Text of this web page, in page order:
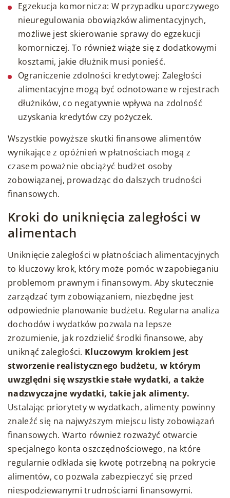
Egzekucja komornicza: W przypadku uporczywego
nieuregulowania obowiązków alimentacyjnych,
możliwe jest skierowanie sprawy do egzekucji
komorniczej. To również wiąże się z dodatkowymi
kosztami, jakie dłużnik musi ponieść.
Ograniczenie zdolności kredytowej: Zaległości
alimentacyjne mogą być odnotowane w rejestrach
dłużników, co negatywnie wpływa na zdolność
uzyskania kredytów czy pożyczek.
Wszystkie powyższe skutki finansowe alimentów
wynikające z opóźnień w płatnościach mogą z
czasem poważnie obciążyć budżet osoby
zobowiązanej, prowadząc do dalszych trudności
finansowych.
Kroki do uniknięcia zaległości w
alimentach
Uniknięcie zaległości w płatnościach alimentacyjnych
to kluczowy krok, który może pomóc w zapobieganiu
problemom prawnym i finansowym. Aby skutecznie
zarządzać tym zobowiązaniem, niezbędne jest
odpowiednie planowanie budżetu. Regularna analiza
dochodów i wydatków pozwala na lepsze
zrozumienie, jak rozdzielić środki finansowe, aby
uniknąć zaległości. Kluczowym krokiem jest
stworzenie realistycznego budżetu, w którym
uwzględni się wszystkie stałe wydatki, a także
nadzwyczajne wydatki, takie jak alimenty.
Ustalając priorytety w wydatkach, alimenty powinny
znaleźć się na najwyższym miejscu listy zobowiązań
finansowych. Warto również rozważyć otwarcie
specjalnego konta oszczędnościowego, na które
regularnie odkłada się kwotę potrzebną na pokrycie
alimentów, co pozwala zabezpieczyć się przed
niespodziewanymi trudnościami finansowymi.